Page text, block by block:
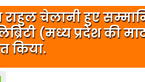
राहुल चेलानी हुए
(मध्य प्रदेश की
किया.